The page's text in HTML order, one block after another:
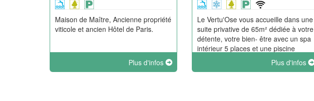
Maison de Maître, Ancienne propriété
viticole et ancien Hôtel de Paris.
Plus d'infos
Le Vertu'Ose vous accueille dans une
suite privative de 65m² dédiée à votre
détente, votre bien- être avec un spa
intérieur 5 places et une piscine
chauffée privative. Ce lieu décoré
avec soin et élégance vous fera
Plus d'infos